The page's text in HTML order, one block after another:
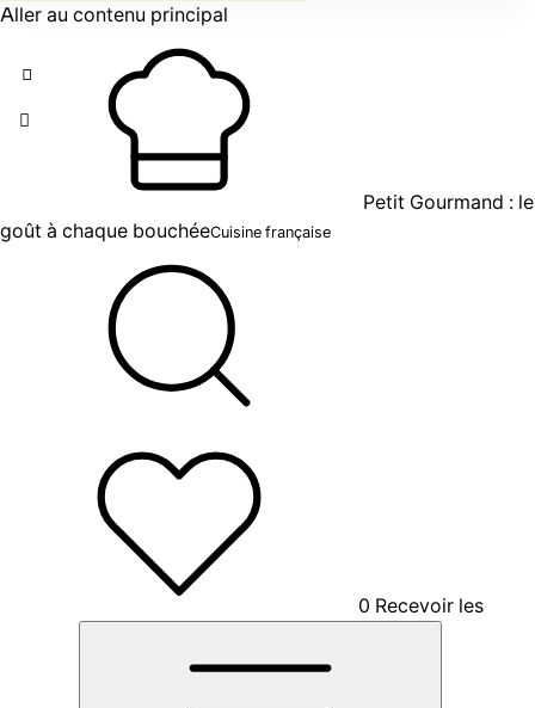
Aller au contenu principal
Petit Gourmand : le
goût à chaque bouchéeCuisine française
0 Recevoir les